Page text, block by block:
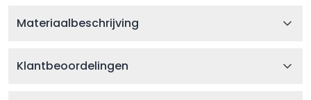
Materiaalbeschrijving
Klantbeoordelingen